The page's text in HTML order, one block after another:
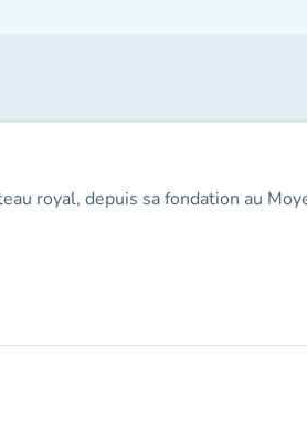
royal, depuis sa fondation au